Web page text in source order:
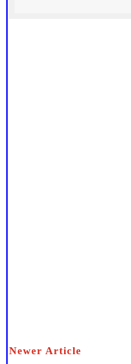
Newer Article